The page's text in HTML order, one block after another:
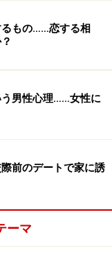
えて考察していき
趣味コンを含
が、婚活パーティ
では一番歴史が古
の場としては根強
各社が開催件数を
もの……恋する相
う男性心理……女性に
前のデートで家に誘
ーマ